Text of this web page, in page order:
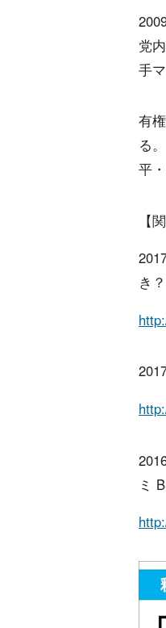
党
手
有
る
平
【
き？
ミ